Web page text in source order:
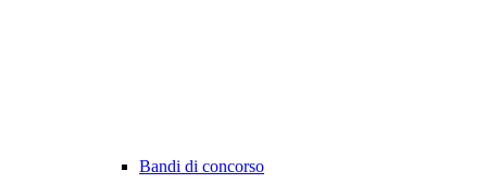
Bandi di concorso